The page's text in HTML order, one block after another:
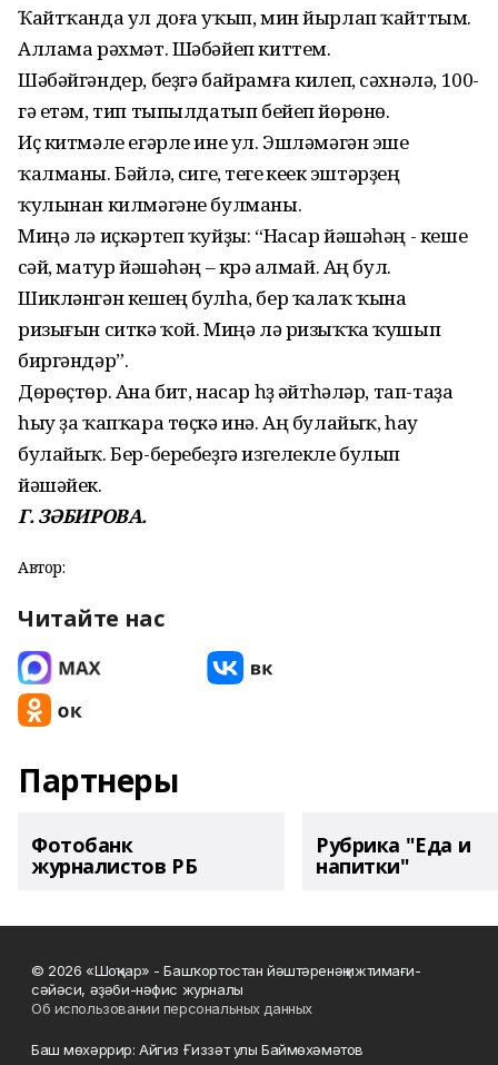
Ҡайтҡанда ул доға уҡып, мин йырлап ҡайттым.
Аллама рәхмәт. Шәбәйеп киттем.
Шәбәйгәндер, беҙгә байрамға килеп, сәхнәлә, 100-
гә етәм, тип тыпылдатып бейеп йөрөнө.
Иҫ китмәле егәрле ине ул. Эшләмәгән эше
ҡалманы. Бәйләү, сигеү, тегеү кеүек эштәрҙең
ҡулынан килмәгәне булманы.
Миңә лә иҫкәртеп ҡуйҙы: “Насар йәшәһәң - кеше
үсәй, матур йәшәһәң – күрә алмай. Аң бул.
Шикләнгән кешең булһа, бер ҡалаҡ ҡына
ризығын ситкә ҡой. Миңә лә ризыҡҡа ҡушып
биргәндәр”.
Дөрөҫтөр. Ана бит, насар һүҙ әйтһәләр, тап-таҙа
һыу ҙа ҡапҡара төҫкә инә. Аң булайыҡ, һау
булайыҡ. Бер-беребеҙгә изгелекле булып
йәшәйек.
Г. ЗӘБИРОВА.
Автор:
Читайте нас
Партнеры
Фотобанк
журналистов РБ
Рубрика "Еда и
напитки"
© 2026 «Шоңҡар» - Башҡортостан йәштәренәң ижтимағи-
сәйәси, әҙәби-нәфис журналы
Об использовании персональных данных
Баш мөхәррир: Айгиз Ғиззәт улы Баймөхәмәтов